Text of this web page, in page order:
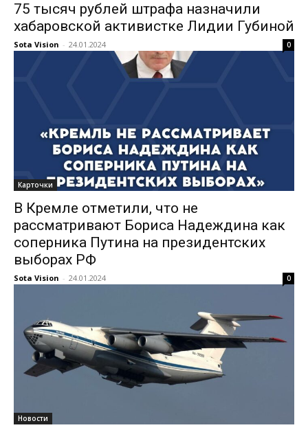
75 тысяч рублей штрафа назначили
хабаровской активистке Лидии Губиной
Sota Vision - 24.01.2024 0
Карточки
В Кремле отметили, что не
рассматривают Бориса Надеждина как
соперника Путина на президентских
выборах РФ
Sota Vision - 24.01.2024 0
Новости